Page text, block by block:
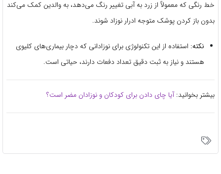
خط رنگی که معمولاً از زرد به آبی تغییر رنگ می‌دهد، به والدین کمک می‌کند
بدون باز کردن پوشک متوجه ادرار نوزاد شوند.
نکته: استفاده از این تکنولوژی برای نوزادانی که دچار بیماری‌های کلیوی
هستند و نیاز به ثبت دقیق تعداد دفعات دارند، حیاتی است.
بیشتر بخوانید:آیا چای دادن برای کودکان و نوزادان مضر است؟